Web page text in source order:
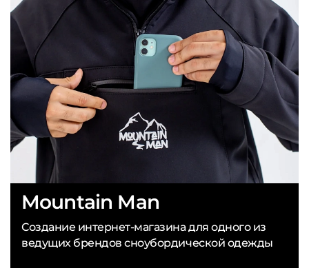
Mountain Man
Создание интернет-магазина для одного из
ведущих брендов сноубордической одежды